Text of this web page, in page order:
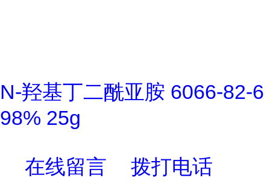
N-羟基丁二酰亚胺 6066-82-6
98% 25g
在线留言 拨打电话